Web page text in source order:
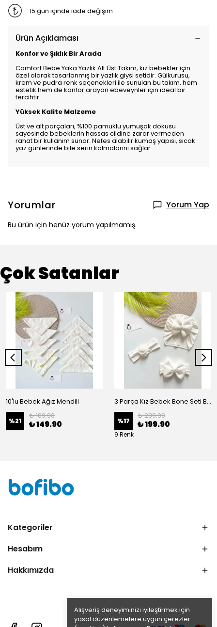
Alışveriş deneyiminizi iyileştirmek için
yasal düzenlemelere uygun çerezler
15 gün içinde iade değişim
Ürün Açıklaması
Konfor ve Şıklık Bir Arada
Comfort Bebe Yaka Yazlık Alt Üst Takım, kız bebekler için
özel olarak tasarlanmış bir yazlık giysi setidir. Gülkurusu,
krem ve pudra renk seçenekleri ile sunulan bu takım, hem
estetik hem de konfor arayan ebeveynler için ideal bir
tercihtir.
Yüksek Kalite Malzeme
Üst ve alt parçaları, %100 pamuklu yumuşak dokusu
sayesinde bebeklerin hassas cildine zarar vermeden
rahat bir kullanım sunar. Nefes alabilir kumaş yapısı, sıcak
yaz günlerinde bile serin kalmalarını sağlar.
Yorumlar Yorum Yap
Bu ürün için henüz yorum yapılmamış.
Çok Satanlar
10'lu Bebek Ağız Mendili
%21
₺ 189.90
₺ 149.90
3 Parça Kız Bebek Bone Seti BN02 - Beyaz
%17
₺ 239.99
₺ 199.90
9 Renk
Kategoriler
Hesabım
Hakkımızda